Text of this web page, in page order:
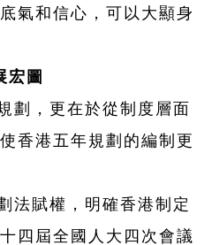
氣和信心，可以大顯身
宏圖
劃，更在於從制度層面
香港五年規劃的編制更
法賦權，明確香港制定
四屆全國人大四次會議